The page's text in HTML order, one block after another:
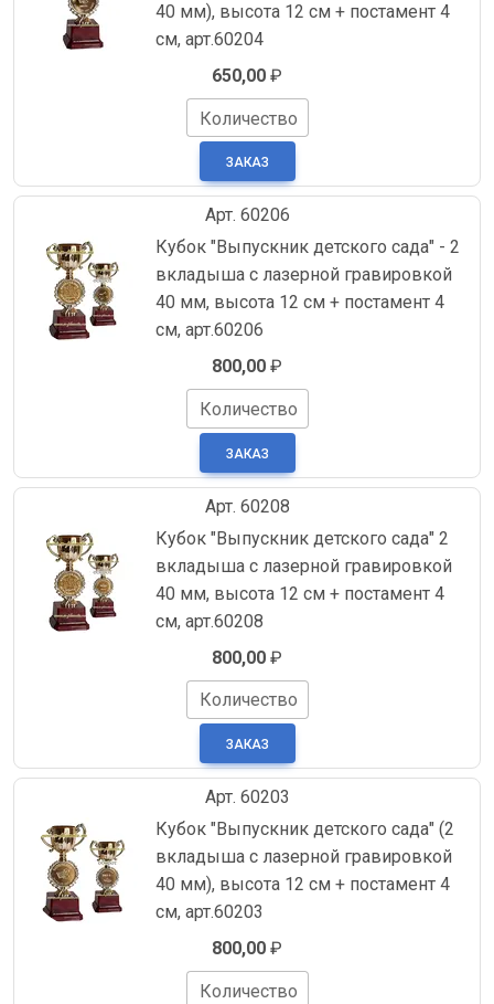
40 мм), высота 12 см + постамент 4
см, арт.60204
650,00 ₽
Количество
Арт. 60206
Кубок "Выпускник детского сада" - 2
вкладыша с лазерной гравировкой
40 мм, высота 12 см + постамент 4
см, арт.60206
800,00 ₽
Количество
Арт. 60208
Кубок "Выпускник детского сада" 2
вкладыша с лазерной гравировкой
40 мм, высота 12 см + постамент 4
см, арт.60208
800,00 ₽
Количество
Арт. 60203
Кубок "Выпускник детского сада" (2
вкладыша с лазерной гравировкой
40 мм), высота 12 см + постамент 4
см, арт.60203
800,00 ₽
Количество